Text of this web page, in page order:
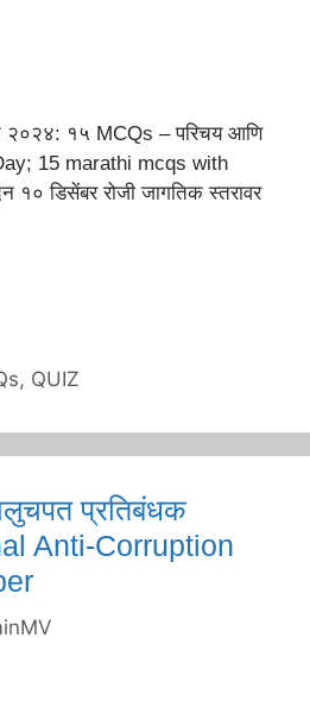
२०२४: १५ MCQs – परिचय आणि
15 marathi mcqs with
१० डिसेंबर रोजी जागतिक स्तरावर
, QUIZ
प्रतिबंधक
Anti-Corruption